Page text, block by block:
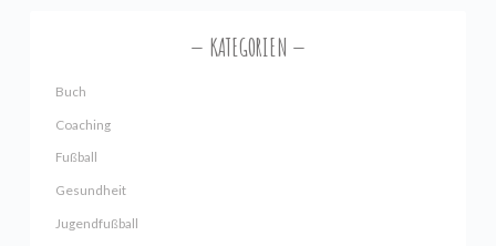
KATEGORIEN
Buch
Coaching
Fußball
Gesundheit
Jugendfußball